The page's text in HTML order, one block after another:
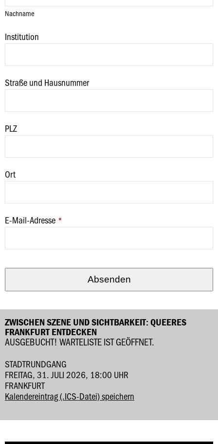
Nachname
Institution
Straße und Hausnummer
PLZ
Ort
Company
Name *
E-Mail-Adresse *
Absenden
ZWISCHEN SZENE UND SICHTBARKEIT: QUEERES
FRANKFURT ENTDECKEN
AUSGEBUCHT! WARTELISTE IST GEÖFFNET.
STADTRUNDGANG
FREITAG, 31. JULI 2026, 18:00 UHR
FRANKFURT
Kalendereintrag (.ICS-Datei) speichern